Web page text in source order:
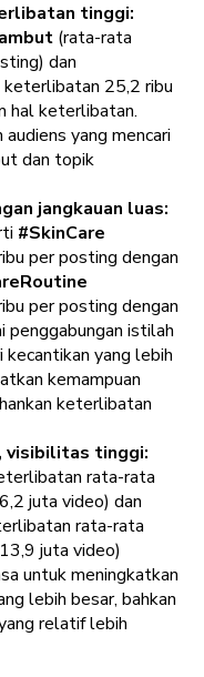
tinggi:
(rata-rata
dan
25,2 ribu
hal keterlibatan.
yang mencari
dan topik
jangkauan luas:
#SkinCare
per posting dengan
per posting dengan
istilah
kecantikan yang lebih
kemampuan
keterlibatan
visibilitas tinggi:
rata-rata
juta video) dan
rata-rata
juta video)
untuk meningkatkan
lebih besar, bahkan
relatif lebih